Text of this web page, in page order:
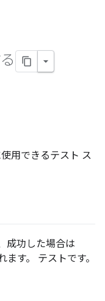
用できるテスト ス
成功した場合は
す。 テストです。